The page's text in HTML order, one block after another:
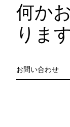
何か
りま
お問い合わせ